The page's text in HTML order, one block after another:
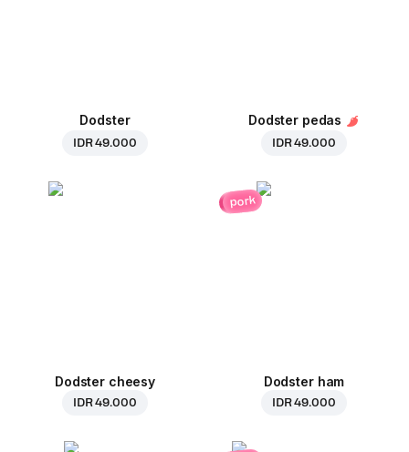
Dodster
IDR 49.000
Dodster pedas
IDR 49.000
Dodster cheesy
IDR 49.000
pork
Dodster ham
IDR 49.000